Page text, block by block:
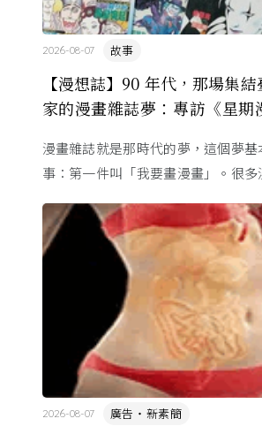
【漫想誌】90 年代，那場集
家的漫畫雜誌夢：專訪《星期
故事
2026-08-07
漫畫雜誌就是那時代的夢，這個夢
事：第一件叫「我要畫漫畫」。很多
畫畫怎麼活？」
廣告・新素簡
2026-08-07